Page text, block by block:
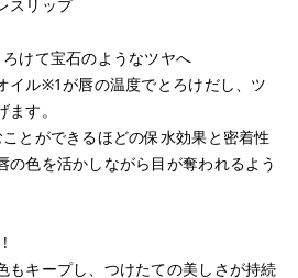
スリップ
けて宝石のようなツヤへ
イル※1が唇の温度でとろけだし、ツ
す。
とができるほどの保水効果と密着性
の色を活かしながら目が奪われるよう
もキープし、つけたての美しさが持続